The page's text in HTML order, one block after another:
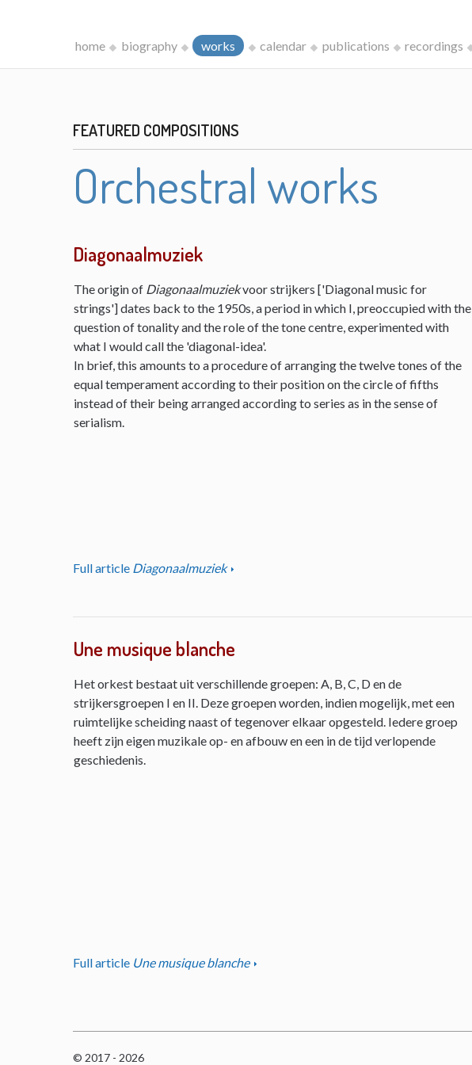
home biography works calendar publications recordings
FEATURED COMPOSITIONS
Orchestral works
Diagonaalmuziek
The origin of Diagonaalmuziekvoor strijkers ['Diagonal music for
strings'] dates back to the 1950s, a period in which I, preoccupied with the
question of tonality and the role of the tone centre, experimented with
what I would call the 'diagonal-idea'.
In brief, this amounts to a procedure of arranging the twelve tones of the
equal temperament according to their position on the circle of fifths
instead of their being arranged according to series as in the sense of
serialism.
Full article Diagonaalmuziek
Une musique blanche
Het orkest bestaat uit verschillende groepen: A, B, C, D en de
strijkersgroepen I en II. Deze groepen worden, indien mogelijk, met een
ruimtelijke scheiding naast of tegenover elkaar opgesteld. Iedere groep
heeft zijn eigen muzikale op- en afbouw en een in de tijd verlopende
geschiedenis.
Full article Une musique blanche
© 2017 - 2026